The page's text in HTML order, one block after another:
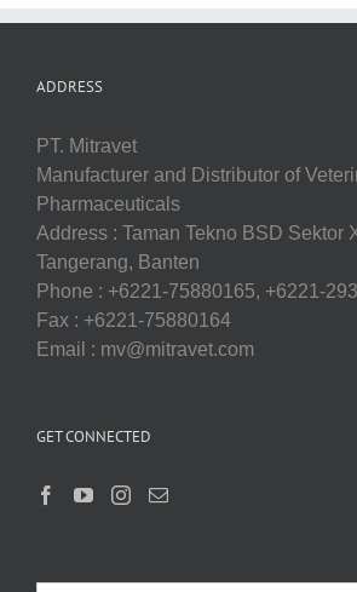
ADDRESS
PT. Mitravet
Manufacturer and Distributor of
Pharmaceuticals
Address : Taman Tekno BSD Sektor
Tangerang, Banten
Phone : +6221-75880165, +6221-
Fax : +6221-75880164
Email : mv@mitravet.com
GET CONNECTED